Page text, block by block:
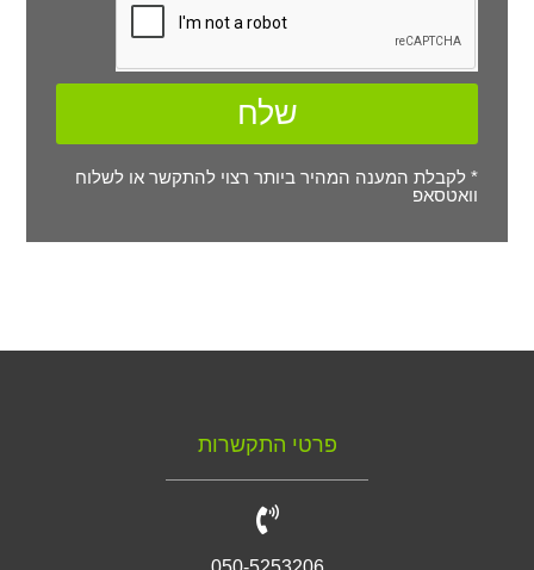
שלח
* לקבלת המענה המהיר ביותר רצוי להתקשר או לשלוח
וואטסאפ
פרטי התקשרות